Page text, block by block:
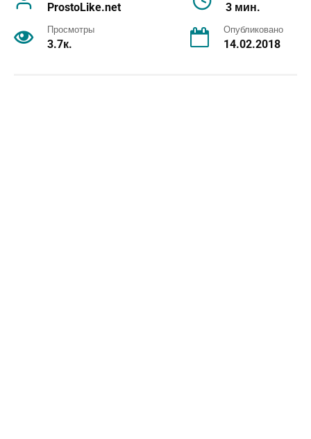
ProstoLike.net 3 мин.
Просмотры
3.7к.
Опубликовано
14.02.2018